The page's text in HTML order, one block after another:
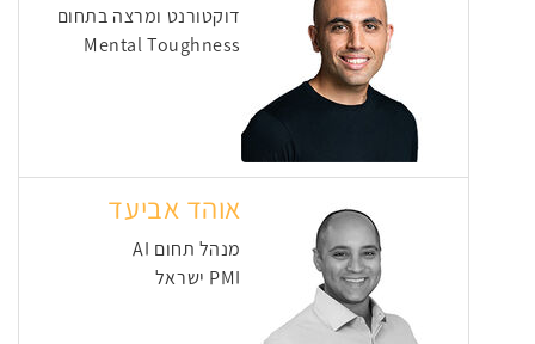
דוקטורנט ומרצה בתחום
Mental Toughness
אוהד אביעד
מנהל תחום AI
PMI ישראל